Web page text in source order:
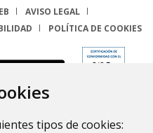
tipos de cookies:
AVISO LEGAL
POLÍTICA DE COOKIES